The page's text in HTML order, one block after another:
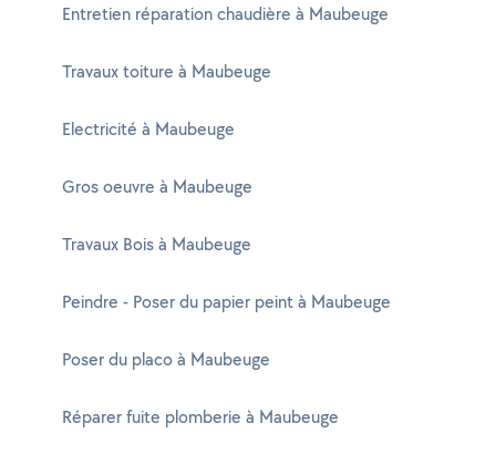
Entretien réparation chaudière à Maubeuge
Travaux toiture à Maubeuge
Electricité à Maubeuge
Gros oeuvre à Maubeuge
Travaux Bois à Maubeuge
Peindre - Poser du papier peint à Maubeuge
Poser du placo à Maubeuge
Réparer fuite plomberie à Maubeuge